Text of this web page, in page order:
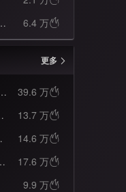
Extended Remix) 6.4 万
更多
烧(澄迈金龙巷太子专属) 39.6 万
首精品合集串烧 13.7 万
上头串烧 14.6 万
摇头晃脑专用私人曲House串烧 17.6 万
9.9 万